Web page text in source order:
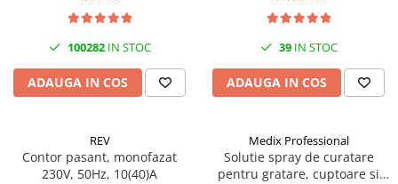
100282IN STOC
ADAUGA IN COS
39IN STOC
ADAUGA IN COS
REV
Contor pasant, monofazat
230V, 50Hz, 10(40)A
Medix Professional
Solutie spray de curatare
pentru gratare, cuptoare si